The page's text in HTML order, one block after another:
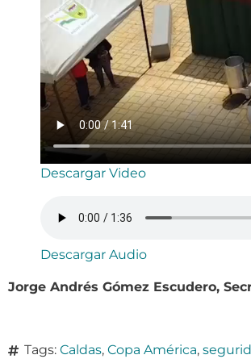
Descargar Video
Descargar Audio
Jorge Andrés Gómez Escudero,
Tags: Caldas, Copa América,